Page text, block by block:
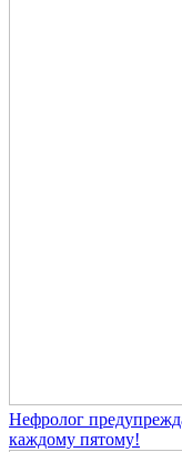
Нефролог
каждому пятому!